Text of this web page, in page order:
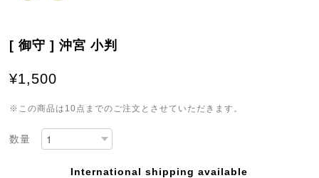
[ 御守 ] 沖宮 小判
¥1,500
※この商品は10点までのご注文とさせていただきます。
数量
International shipping available